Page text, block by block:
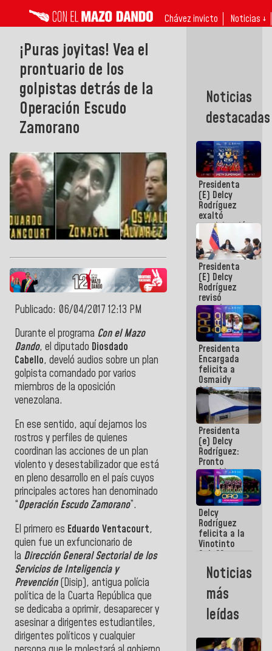
Chávez invicto Noticias ↓
¡Puras joyitas! Vea el
prontuario de los
golpistas detrás de la
Operación Escudo
Zamorano
Publicado: 06/04/2017 12:13 PM
Durante el programa Con el Mazo
Dando, el diputado Diosdado
Cabello, develó audios sobre un plan
golpista comandado por varios
miembros de la oposición
venezolana.
En ese sentido, aquí dejamos los
rostros y perfiles de quienes
coordinan las acciones de un plan
violento y desestabilizador que está
en pleno desarrollo en el país cuyos
principales actores han denominado
“Operación Escudo Zamorano”.
El primero es Eduardo Ventacourt,
quien fue un exfuncionario de
la Dirección General Sectorial de los
Servicios de Inteligencia y
Prevención (Disip), antigua polícia
política de la Cuarta República que
se dedicaba a oprimir, desaparecer y
asesinar a dirigentes estudiantiles,
dirigentes políticos y cualquier
Noticias
destacadas
Presidenta
(E) Delcy
Rodríguez
exaltó
participación
de
Venezuela
en Juegos
Centroamericanos
y del Caribe
2026
Presidenta
(E) Delcy
Rodríguez
revisó
agenda
económica y
ejecución de
fondos de
emergencia
post-sismos
Presidenta
Encargada
felicita a
Osmaidy
Arias y
Giraly
Marcano por
hacer
historia en
los
Centroamericanos
Presidenta
(e) Delcy
Rodríguez:
Pronto
restableceremos
las
operaciones
en el
Aeropuerto
Internacional
de
Maiquetía
Delcy
Rodríguez
felicita a la
Vinotinto
Sub 20
campeona
frente
México Sub
23 en los
Centroamericanos
Noticias
más
leídas